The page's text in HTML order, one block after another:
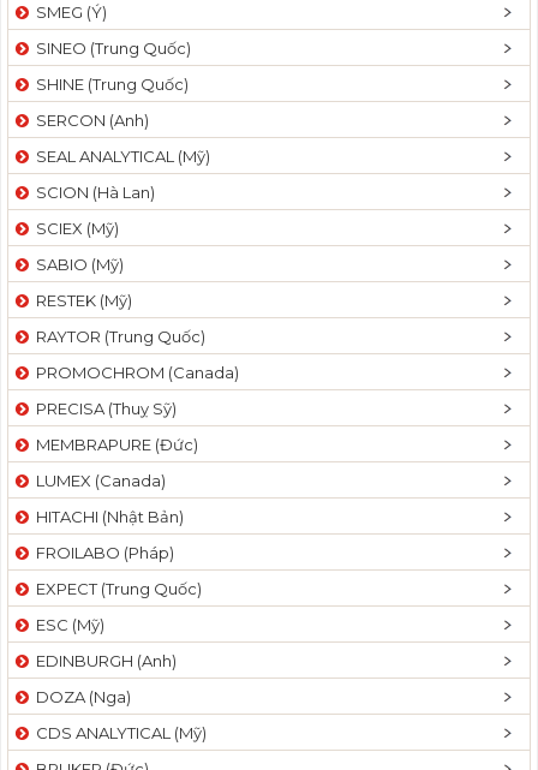
SMEG (Ý)
SINEO (Trung Quốc)
SHINE (Trung Quốc)
SERCON (Anh)
SEAL ANALYTICAL (Mỹ)
SCION (Hà Lan)
SCIEX (Mỹ)
SABIO (Mỹ)
RESTEK (Mỹ)
RAYTOR (Trung Quốc)
PROMOCHROM (Canada)
PRECISA (Thuỵ Sỹ)
MEMBRAPURE (Đức)
LUMEX (Canada)
HITACHI (Nhật Bản)
FROILABO (Pháp)
EXPECT (Trung Quốc)
ESC (Mỹ)
EDINBURGH (Anh)
DOZA (Nga)
CDS ANALYTICAL (Mỹ)